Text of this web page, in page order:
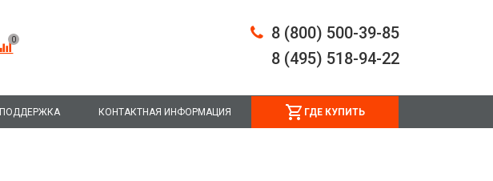
0
8 (800) 500-39-85
8 (495) 518-94-22
ПОДДЕРЖКА КОНТАКТНАЯ ИНФОРМАЦИЯ ГДЕ КУПИТЬ